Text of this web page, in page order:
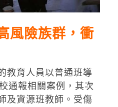
風險族群， 衝
教育人員以普通班導
通報相關案例，其次
及資源班教師。受傷